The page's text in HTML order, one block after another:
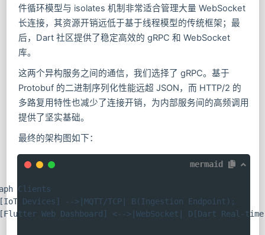
件循环模型与 isolates 机制非常适合管理大量 WebSocket
长连接，其资源开销远低于基于线程模型的传统框架；最
后，Dart 社区提供了稳定高效的 gRPC 和 WebSocket
库。
这两个异构服务之间的通信，我们选择了 gRPC。基于
Protobuf 的二进制序列化性能远超 JSON，而 HTTP/2 的
多路复用特性也减少了连接开销，为内部服务间的高频调用
提供了坚实基础。
最终的架构图如下：
mermaid
Clients
Devices] -->|MQTT/TCP| B(Ingestion Endpoint);
Web Dashboard] <-->|WebSocket| D[Dart Real-